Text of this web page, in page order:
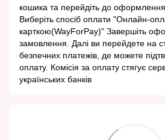
кошика та перейдіть до
Виберіть спосіб оплати "Онлайн-
карткою(WayForPay)" Завершіть
замовлення. Далі ви перейдете на
безпечних платежів, де можете
оплату. Комісія за оплату стягує
українських банків